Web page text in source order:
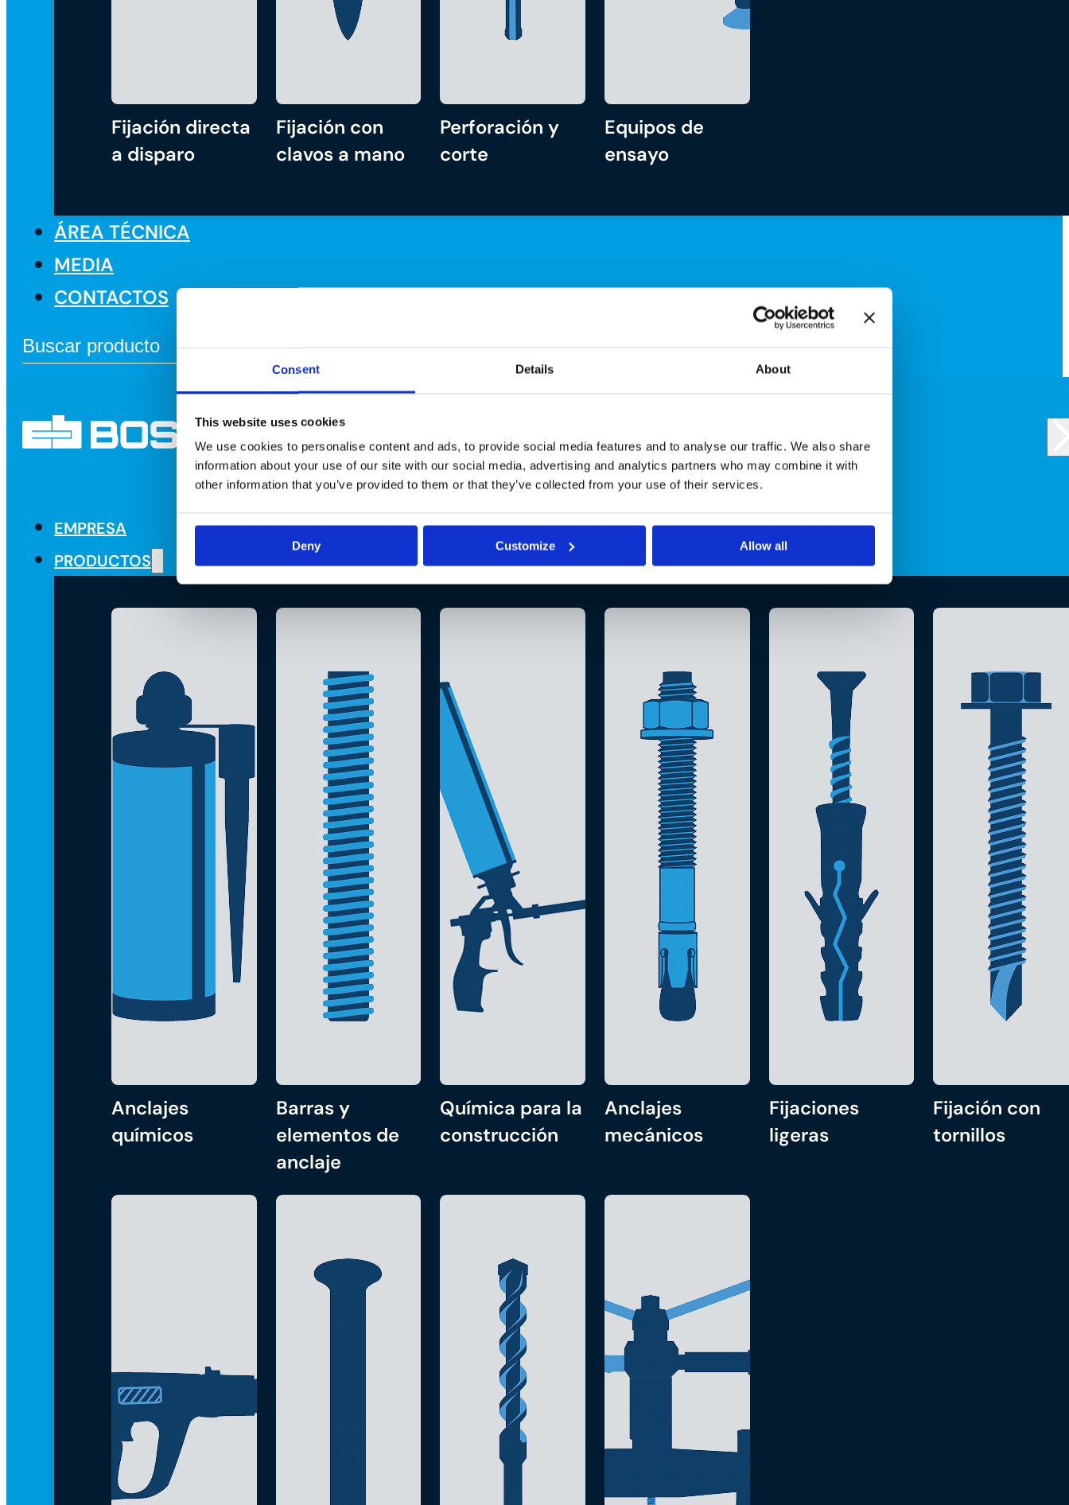
Consent Details About
This website uses cookies
We use cookies to personalise content and ads, to provide social media features and to analyse our traffic. We also share
information about your use of our site with our social media, advertising and analytics partners who may combine it with
other information that you’ve provided to them or that they’ve collected from your use of their services.
Deny Customize Allow all
Fijación directa
a disparo
Fijación con
clavos a mano
Perforación y
corte
Equipos de
ensayo
ÁREA TÉCNICA
MEDIA
CONTACTOS
EMPRESA
PRODUCTOS
Anclajes
químicos
Barras y
elementos de
anclaje
Química para la
construcción
Anclajes
mecánicos
Fijaciones
ligeras
Fijación con
tornillos